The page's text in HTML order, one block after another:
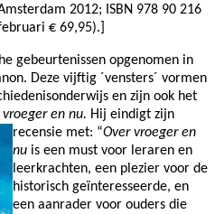
2012; ISBN 978 90 216
€ 69,95).]
gebeurtenissen opgenomen in
Deze vijftig ´vensters´ vormen
en zijn ook het
vroeger en nu. Hij eindigt zijn
recensie met: “Over vroeger en
nu is een must voor leraren en
leerkrachten, een plezier voor de
historisch geïnteresseerde, en
een aanrader voor ouders die